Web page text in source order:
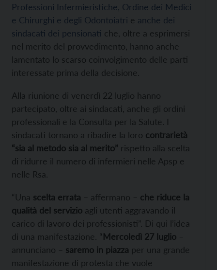
Professioni Infermieristiche, Ordine dei Medici
e Chirurghi e degli Odontoiatri e anche dei
sindacati dei pensionati che, oltre a esprimersi
nel merito del provvedimento, hanno anche
lamentato lo scarso coinvolgimento delle parti
interessate prima della decisione.
Alla riunione di venerdì 22 luglio hanno
partecipato, oltre ai sindacati, anche gli ordini
professionali e la Consulta per la Salute. I
sindacati tornano a ribadire la loro contrarietà
“sia al metodo sia al merito” rispetto alla scelta
di ridurre il numero di infermieri nelle Apsp e
nelle Rsa.
“Una scelta errata – affermano – che riduce la
qualità del servizio agli utenti aggravando il
carico di lavoro dei professionisti”. Di qui l’idea
di una manifestazione. “Mercoledì 27 luglio –
annunciano – saremo in piazza per una grande
manifestazione di protesta che vuole